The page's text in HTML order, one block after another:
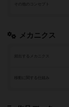
その他のコンセプト
メカニクス
頻出するメカニクス
移動に関する仕組み